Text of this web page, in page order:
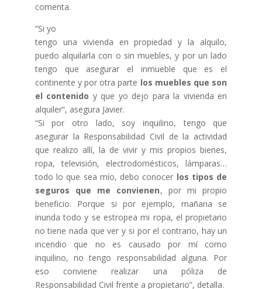
comenta.
“Si yo
tengo una vivienda en propiedad y la alquilo,
puedo alquilarla con o sin muebles, y por un lado
tengo que asegurar el inmueble que es el
continente y por otra parte los muebles que son
el contenido y que yo dejo para la vivienda en
alquiler”, asegura Javier.
“Si por otro lado, soy inquilino, tengo que
asegurar la Responsabilidad Civil de la actividad
que realizo allí, la de vivir y mis propios bienes,
ropa, televisión, electrodomésticos, lámparas…
todo lo que sea mío, debo conocer los tipos de
seguros que me convienen, por mi propio
beneficio. Porque si por ejemplo, mañana se
inunda todo y se estropea mi ropa, el propietario
no tiene nada que ver y si por el contrario, hay un
incendio que no es causado por mí como
inquilino, no tengo responsabilidad alguna. Por
eso conviene realizar una póliza de
Responsabilidad Civil frente a propietario”, detalla.